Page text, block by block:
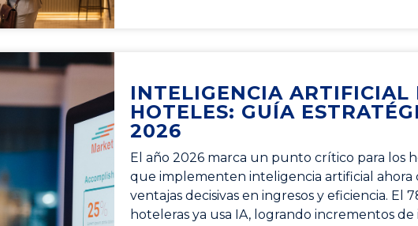
INTELIGENCIA ARTIFICIAL
HOTELES: GUÍA
2026
El año 2026 marca un punto crítico para los
que implementen inteligencia artificial ahora
ventajas decisivas en ingresos y eficiencia. El
hoteleras ya usa IA, logrando incrementos de